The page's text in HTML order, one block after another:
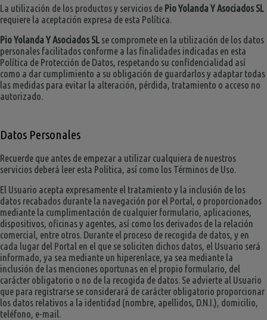
La utilización de los productos y servicios de Pio Yolanda Y Asociados SL
requiere la aceptación expresa de esta Política.
Pio Yolanda Y Asociados SL se compromete en la utilización de los datos
personales facilitados conforme a las finalidades indicadas en esta
Política de Protección de Datos, respetando su confidencialidad así
como a dar cumplimiento a su obligación de guardarlos y adaptar todas
las medidas para evitar la alteración, pérdida, tratamiento o acceso no
autorizado.
Datos Personales
Recuerde que antes de empezar a utilizar cualquiera de nuestros
servicios deberá leer esta Política, así como los Términos de Uso.
El Usuario acepta expresamente el tratamiento y la inclusión de los
datos recabados durante la navegación por el Portal, o proporcionados
mediante la cumplimentación de cualquier formulario, aplicaciones,
dispositivos, oficinas y agentes, así como los derivados de la relación
comercial, entre otros. Durante el proceso de recogida de datos, y en
cada lugar del Portal en el que se soliciten dichos datos, el Usuario será
informado, ya sea mediante un hiperenlace, ya sea mediante la
inclusión de las menciones oportunas en el propio formulario, del
carácter obligatorio o no de la recogida de datos. Se advierte al Usuario
que para registrarse se considerará de carácter obligatorio proporcionar
los datos relativos a la identidad (nombre, apellidos, D.N.I.), domicilio,
teléfono, e-mail.